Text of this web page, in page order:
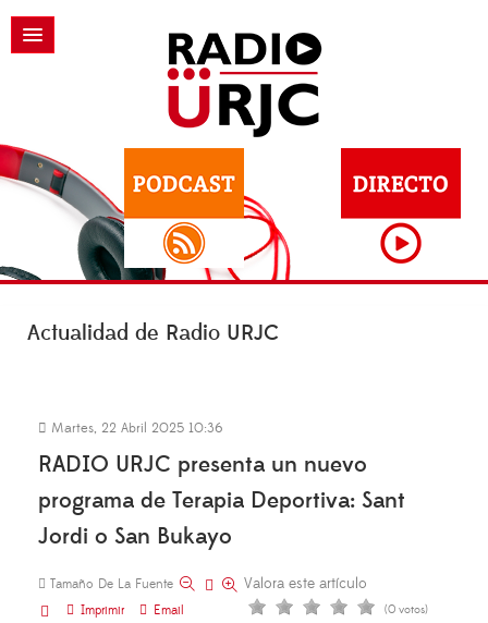
Actualidad de Radio URJC
Martes, 22 Abril 2025 10:36
RADIO URJC presenta un nuevo
programa de Terapia Deportiva: Sant
Jordi o San Bukayo
Tamaño De La Fuente
Imprimir
Email
Valora este artículo
(0 votos)